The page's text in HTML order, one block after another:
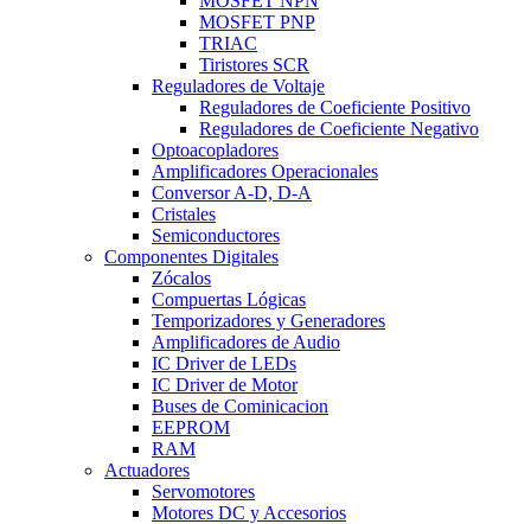
MOSFET PNP
TRIAC
Tiristores SCR
Reguladores de Voltaje
Reguladores de Coeficiente Positivo
Reguladores de Coeficiente Negativo
Optoacopladores
Amplificadores Operacionales
Conversor A-D, D-A
Cristales
Semiconductores
Componentes Digitales
Zócalos
Compuertas Lógicas
Temporizadores y Generadores
Amplificadores de Audio
IC Driver de LEDs
IC Driver de Motor
Buses de Cominicacion
EEPROM
RAM
Actuadores
Servomotores
Motores DC y Accesorios